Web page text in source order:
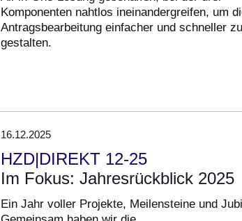
Komponenten nahtlos ineinandergreifen, um
Antragsbearbeitung einfacher und schneller zu
gestalten.
16.12.2025
HZD|DIREKT 12-25
Im Fokus: Jahresrückblick 2025
Ein Jahr voller Projekte, Meilensteine und